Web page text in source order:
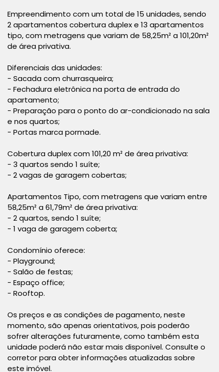
Empreendimento com um total de 15 unidades, sendo
2 apartamentos cobertura duplex e 13 apartamentos
tipo, com metragens que variam de 58,25m² a 101,20m²
de área privativa.
Diferenciais das unidades:
- Sacada com churrasqueira;
- Fechadura eletrônica na porta de entrada do
apartamento;
- Preparação para o ponto do ar-condicionado na sala
e nos quartos;
- Portas marca pormade.
Cobertura duplex com 101,20 m² de área privativa:
- 3 quartos sendo 1 suíte;
- 2 vagas de garagem cobertas;
Apartamentos Tipo, com metragens que variam entre
58,25m² a 61,79m² de área privativa:
- 2 quartos, sendo 1 suíte;
- 1 vaga de garagem coberta;
Condomínio oferece:
- Playground;
- Salão de festas;
- Espaço office;
- Rooftop.
Os preços e as condições de pagamento, neste
momento, são apenas orientativos, pois poderão
sofrer alterações futuramente, como também esta
unidade poderá não estar mais disponível. Consulte o
corretor para obter informações atualizadas sobre
este imóvel.